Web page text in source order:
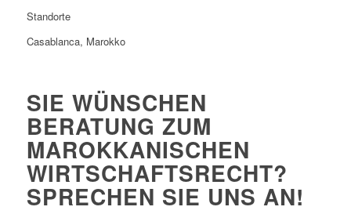
Standorte
Casablanca, Marokko
SIE WÜNSCHEN
BERATUNG ZUM
MAROKKANISCHEN
WIRTSCHAFTSRECHT?
SPRECHEN SIE UNS AN!